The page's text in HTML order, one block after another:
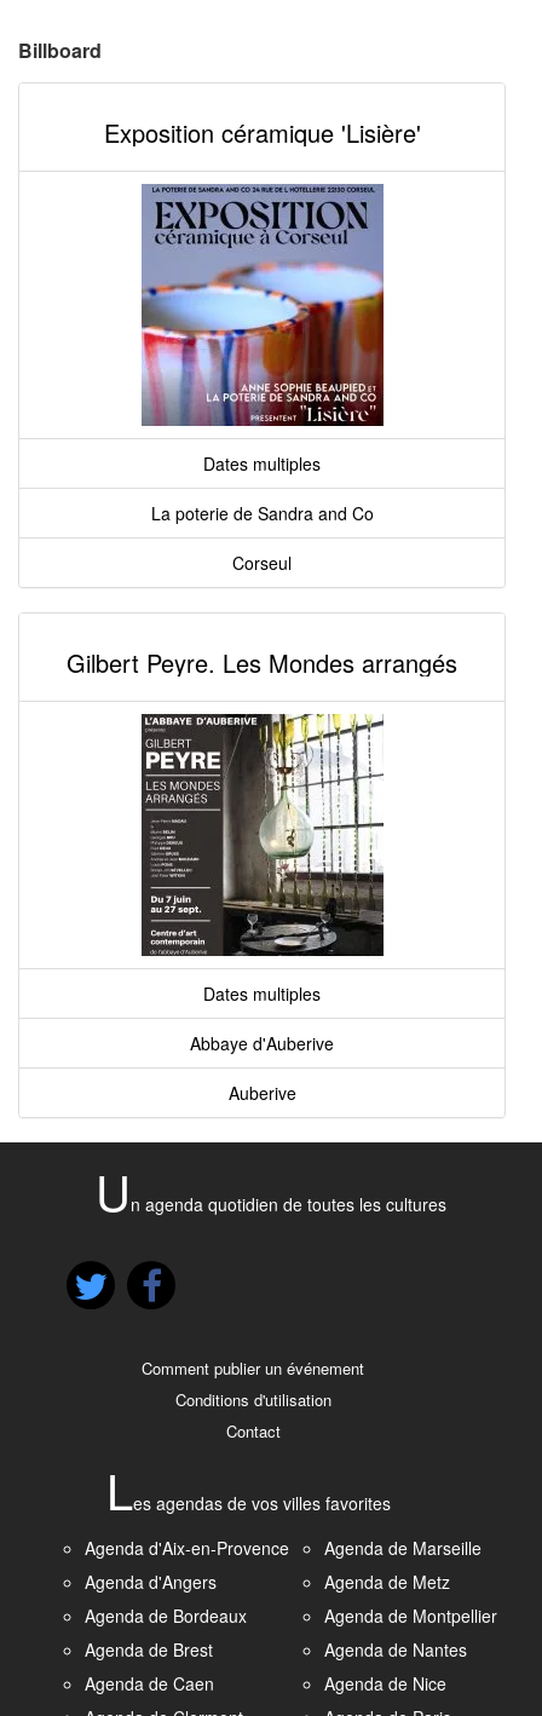
Billboard
Exposition céramique 'Lisière'
Dates multiples
La poterie de Sandra and Co
Corseul
Gilbert Peyre. Les Mondes arrangés
Dates multiples
Abbaye d'Auberive
Auberive
U n agenda quotidien de toutes les cultures
Comment publier un événement
Conditions d'utilisation
Contact
Les agendas de vos villes favorites
Agenda d'Aix-en-Provence
Agenda d'Angers
Agenda de Bordeaux
Agenda de Brest
Agenda de Caen
Agenda de Marseille
Agenda de Metz
Agenda de Montpellier
Agenda de Nantes
Agenda de Nice